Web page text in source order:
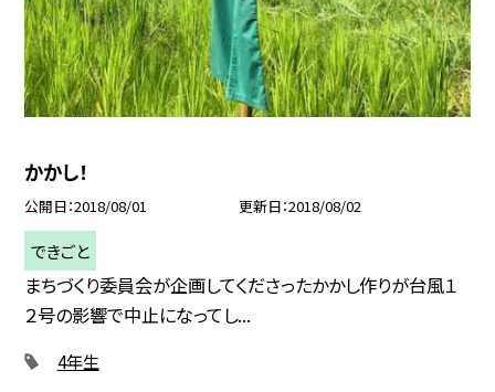
かかし！
公開日 2018/08/01 更新日 2018/08/02
できごと
まちづくり委員会が企画してくださったかかし作りが台風１
２号の影響で中止になってし...
4年生